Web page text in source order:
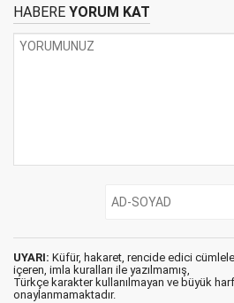
HABERE YORUM KAT
UYARI: Küfür, hakaret, rencide edici
içeren, imla kuralları ile yazılmamış,
Türkçe karakter kullanılmayan ve büyük
onaylanmamaktadır.